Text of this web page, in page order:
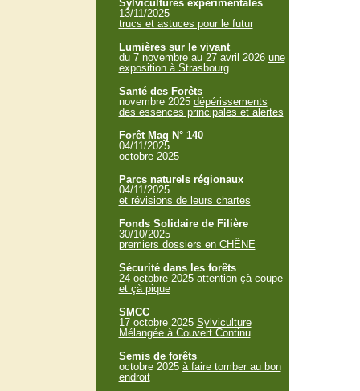
Sylvicultures expérimentales
13/11/2025
trucs et astuces pour le futur
Lumières sur le vivant
du 7 novembre au 27 avril 2026 une
exposition à Strasbourg
Santé des Forêts
novembre 2025 dépérissements
des essences principales et alertes
Forêt Mag N° 140
04/11/2025
octobre 2025
Parcs naturels régionaux
04/11/2025
et révisions de leurs chartes
Fonds Solidaire de Filière
30/10/2025
premiers dossiers en CHÊNE
Sécurité dans les forêts
24 octobre 2025 attention çà coupe
et çà pique
SMCC
17 octobre 2025 Sylviculture
Mélangée à Couvert Continu
Semis de forêts
octobre 2025 à faire tomber au bon
endroit